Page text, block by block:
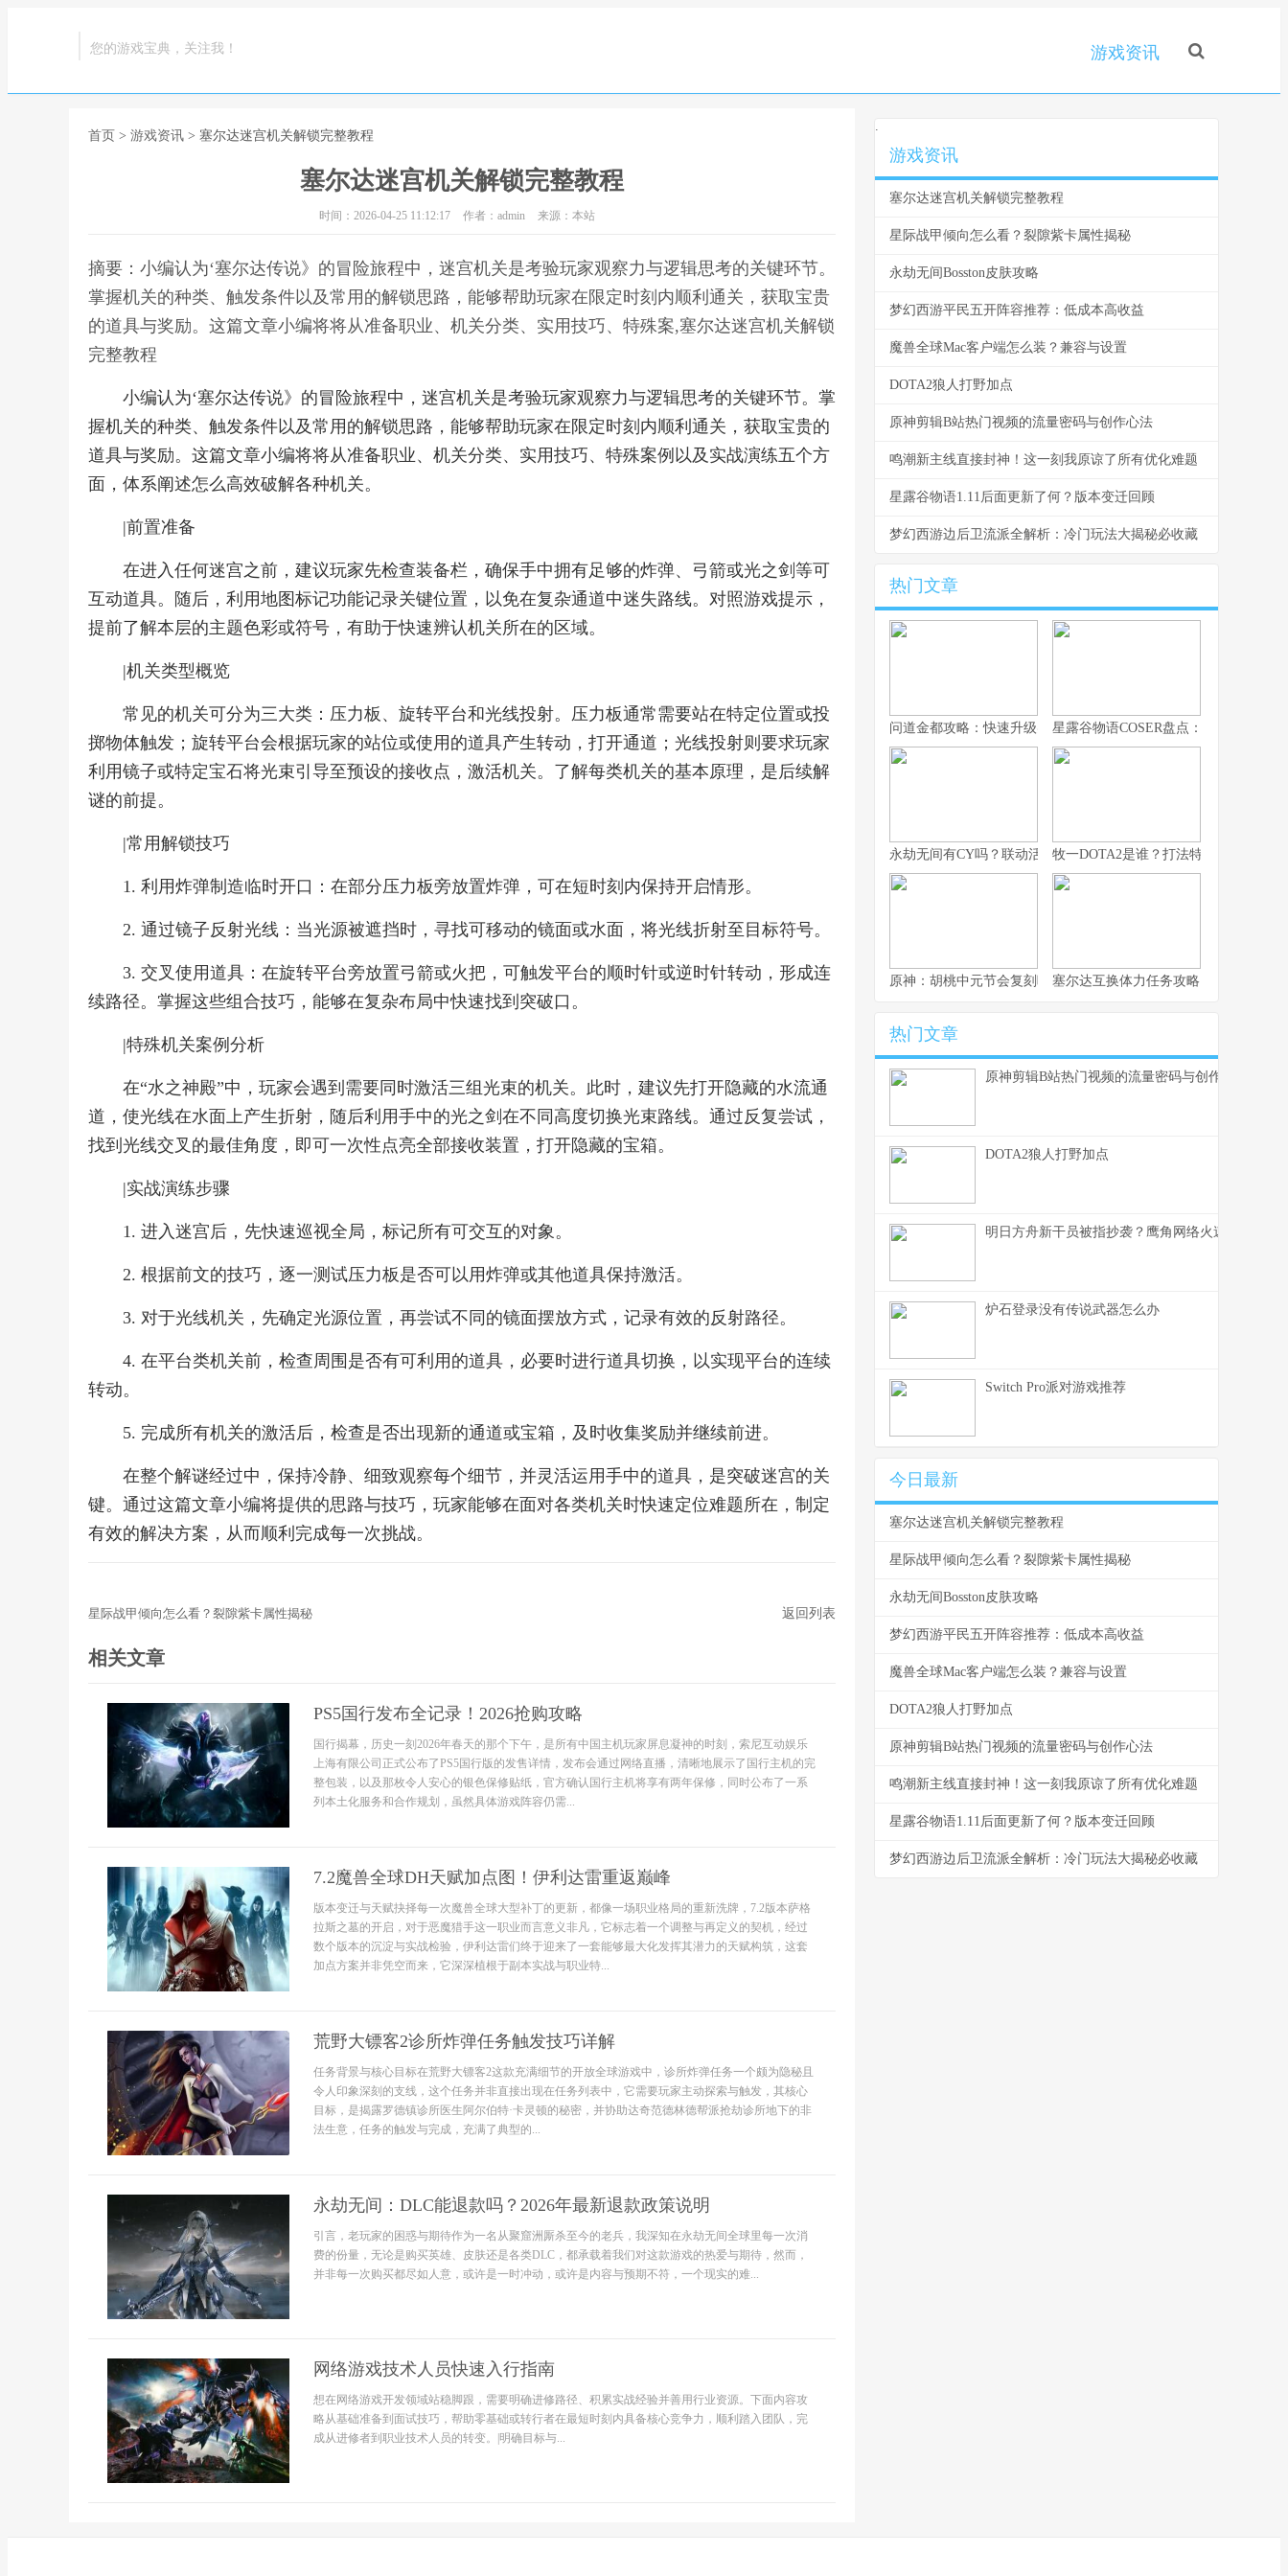
您的游戏宝典，关注我！ 游戏资讯
首页 > 游戏资讯 > 塞尔达迷宫机关解锁完整教程
塞尔达迷宫机关解锁完整教程
时间：2026-04-25 11:12:17 作者：admin 来源：本站
摘要：小编认为‘塞尔达传说》的冒险旅程中，迷宫机关是考验玩家观察力与逻辑思考的关键环节。
掌握机关的种类、触发条件以及常用的解锁思路，能够帮助玩家在限定时刻内顺利通关，获取宝贵
的道具与奖励。这篇文章小编将将从准备职业、机关分类、实用技巧、特殊案,塞尔达迷宫机关解锁
完整教程
小编认为‘塞尔达传说》的冒险旅程中，迷宫机关是考验玩家观察力与逻辑思考的关键环节。掌
握机关的种类、触发条件以及常用的解锁思路，能够帮助玩家在限定时刻内顺利通关，获取宝贵的
道具与奖励。这篇文章小编将将从准备职业、机关分类、实用技巧、特殊案例以及实战演练五个方
面，体系阐述怎么高效破解各种机关。
|前置准备
在进入任何迷宫之前，建议玩家先检查装备栏，确保手中拥有足够的炸弹、弓箭或光之剑等可
互动道具。随后，利用地图标记功能记录关键位置，以免在复杂通道中迷失路线。对照游戏提示，
提前了解本层的主题色彩或符号，有助于快速辨认机关所在的区域。
|机关类型概览
常见的机关可分为三大类：压力板、旋转平台和光线投射。压力板通常需要站在特定位置或投
掷物体触发；旋转平台会根据玩家的站位或使用的道具产生转动，打开通道；光线投射则要求玩家
利用镜子或特定宝石将光束引导至预设的接收点，激活机关。了解每类机关的基本原理，是后续解
谜的前提。
|常用解锁技巧
1. 利用炸弹制造临时开口：在部分压力板旁放置炸弹，可在短时刻内保持开启情形。
2. 通过镜子反射光线：当光源被遮挡时，寻找可移动的镜面或水面，将光线折射至目标符号。
3. 交叉使用道具：在旋转平台旁放置弓箭或火把，可触发平台的顺时针或逆时针转动，形成连
续路径。掌握这些组合技巧，能够在复杂布局中快速找到突破口。
|特殊机关案例分析
在“水之神殿”中，玩家会遇到需要同时激活三组光束的机关。此时，建议先打开隐藏的水流通
道，使光线在水面上产生折射，随后利用手中的光之剑在不同高度切换光束路线。通过反复尝试，
找到光线交叉的最佳角度，即可一次性点亮全部接收装置，打开隐藏的宝箱。
|实战演练步骤
1. 进入迷宫后，先快速巡视全局，标记所有可交互的对象。
2. 根据前文的技巧，逐一测试压力板是否可以用炸弹或其他道具保持激活。
3. 对于光线机关，先确定光源位置，再尝试不同的镜面摆放方式，记录有效的反射路径。
4. 在平台类机关前，检查周围是否有可利用的道具，必要时进行道具切换，以实现平台的连续
转动。
5. 完成所有机关的激活后，检查是否出现新的通道或宝箱，及时收集奖励并继续前进。
在整个解谜经过中，保持冷静、细致观察每个细节，并灵活运用手中的道具，是突破迷宫的关
键。通过这篇文章小编将提供的思路与技巧，玩家能够在面对各类机关时快速定位难题所在，制定
有效的解决方案，从而顺利完成每一次挑战。
星际战甲倾向怎么看？裂隙紫卡属性揭秘 返回列表
相关文章
PS5国行发布全记录！2026抢购攻略
国行揭幕，历史一刻2026年春天的那个下午，是所有中国主机玩家屏息凝神的时刻，索尼互动娱乐
上海有限公司正式公布了PS5国行版的发售详情，发布会通过网络直播，清晰地展示了国行主机的完
整包装，以及那枚令人安心的银色保修贴纸，官方确认国行主机将享有两年保修，同时公布了一系
列本土化服务和合作规划，虽然具体游戏阵容仍需...
7.2魔兽全球DH天赋加点图！伊利达雷重返巅峰
版本变迁与天赋抉择每一次魔兽全球大型补丁的更新，都像一场职业格局的重新洗牌，7.2版本萨格
拉斯之墓的开启，对于恶魔猎手这一职业而言意义非凡，它标志着一个调整与再定义的契机，经过
数个版本的沉淀与实战检验，伊利达雷们终于迎来了一套能够最大化发挥其潜力的天赋构筑，这套
加点方案并非凭空而来，它深深植根于副本实战与职业特...
荒野大镖客2诊所炸弹任务触发技巧详解
任务背景与核心目标在荒野大镖客2这款充满细节的开放全球游戏中，诊所炸弹任务一个颇为隐秘且
令人印象深刻的支线，这个任务并非直接出现在任务列表中，它需要玩家主动探索与触发，其核心
目标，是揭露罗德镇诊所医生阿尔伯特·卡灵顿的秘密，并协助达奇范德林德帮派抢劫诊所地下的非
法生意，任务的触发与完成，充满了典型的...
永劫无间：DLC能退款吗？2026年最新退款政策说明
引言，老玩家的困惑与期待作为一名从聚窟洲厮杀至今的老兵，我深知在永劫无间全球里每一次消
费的份量，无论是购买英雄、皮肤还是各类DLC，都承载着我们对这款游戏的热爱与期待，然而，
并非每一次购买都尽如人意，或许是一时冲动，或许是内容与预期不符，一个现实的难...
网络游戏技术人员快速入行指南
想在网络游戏开发领域站稳脚跟，需要明确进修路径、积累实战经验并善用行业资源。下面内容攻
略从基础准备到面试技巧，帮助零基础或转行者在最短时刻内具备核心竞争力，顺利踏入团队，完
成从进修者到职业技术人员的转变。|明确目标与...
.
游戏资讯
塞尔达迷宫机关解锁完整教程
星际战甲倾向怎么看？裂隙紫卡属性揭秘
永劫无间Bosston皮肤攻略
梦幻西游平民五开阵容推荐：低成本高收益
魔兽全球Mac客户端怎么装？兼容与设置
DOTA2狼人打野加点
原神剪辑B站热门视频的流量密码与创作心法
鸣潮新主线直接封神！这一刻我原谅了所有优化难题
星露谷物语1.11后面更新了何？版本变迁回顾
梦幻西游边后卫流派全解析：冷门玩法大揭秘必收藏
热门文章
问道金都攻略：快速升级实用技巧星露谷物语COSER盘点：高还原作品合
永劫无间有CY吗？联动活动最新消息曝光牧一DOTA2是谁？打法特色与代表英雄
原神：胡桃中元节会复刻吗？2026年卡池预测
塞尔达互换体力任务攻略
热门文章
原神剪辑B站热门视频的流量密码与创作心法
DOTA2狼人打野加点
明日方舟新干员被指抄袭？鹰角网络火速回应
炉石登录没有传说武器怎么办
Switch Pro派对游戏推荐
今日最新
塞尔达迷宫机关解锁完整教程
星际战甲倾向怎么看？裂隙紫卡属性揭秘
永劫无间Bosston皮肤攻略
梦幻西游平民五开阵容推荐：低成本高收益
魔兽全球Mac客户端怎么装？兼容与设置
DOTA2狼人打野加点
原神剪辑B站热门视频的流量密码与创作心法
鸣潮新主线直接封神！这一刻我原谅了所有优化难题
星露谷物语1.11后面更新了何？版本变迁回顾
梦幻西游边后卫流派全解析：冷门玩法大揭秘必收藏